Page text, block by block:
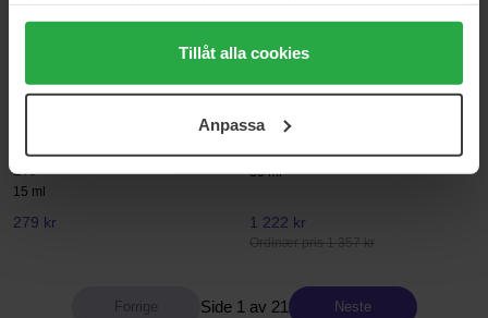
Genom att trycka på "Tillåt alla cookies" accepterar du
alla cookies, medan du under "Detaljer" kan anpassa
användningen av cookies. Du kan när som helst återkalla
samt vår Integritetspolicy.
Tillåt alla cookies
Anpassa
Ordinær pris 1 920 kr
1 217 kr
Ordinær pris 1 352 kr
Volufiline* 92% + Pal-Isoleucine
1%
15 ml
279 kr
Dermalogica
PowerBright Dark Spot Serum
30 ml
1 222 kr
Ordinær pris 1 357 kr
Side 1 av 21 Neste